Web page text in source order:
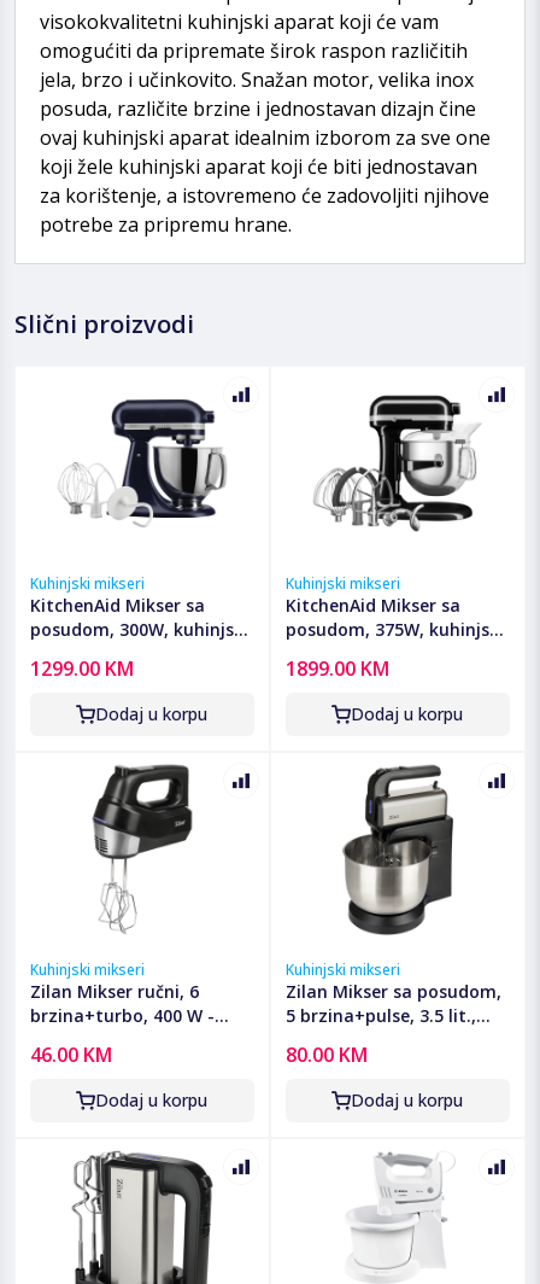
visokokvalitetni kuhinjski aparat koji će vam
omogućiti da pripremate širok raspon različitih
jela, brzo i učinkovito. Snažan motor, velika inox
posuda, različite brzine i jednostavan dizajn čine
ovaj kuhinjski aparat idealnim izborom za sve one
koji žele kuhinjski aparat koji će biti jednostavan
za korištenje, a istovremeno će zadovoljiti njihove
potrebe za pripremu hrane.
Slični proizvodi
Kuhinjski mikseri
KitchenAid Mikser sa
posudom, 300W, kuhinjski
1299.00 KM
Dodaj u korpu
Kuhinjski mikseri
KitchenAid Mikser sa
posudom, 375W, kuhinjski
1899.00 KM
Dodaj u korpu
Kuhinjski mikseri
Zilan Mikser ručni, 6
brzina+turbo, 400 W -
46.00 KM
Dodaj u korpu
Kuhinjski mikseri
Zilan Mikser sa posudom,
5 brzina+pulse, 3.5 lit.,
80.00 KM
Dodaj u korpu